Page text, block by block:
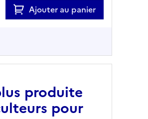
Ajouter au panier
produite
pour